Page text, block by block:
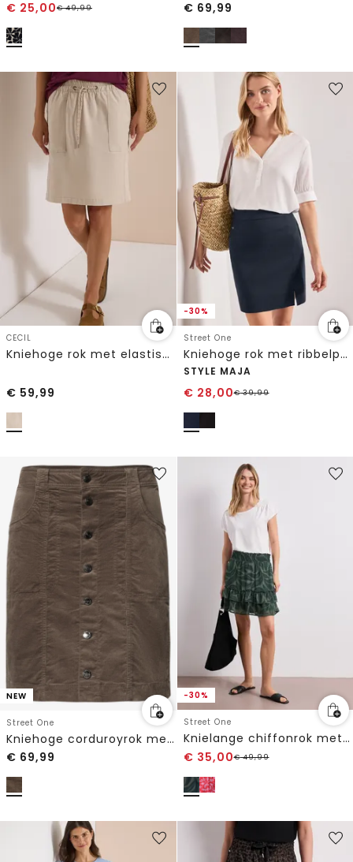
€ 25,00€49,99 € 69,99
CECIL
Kniehoge rok met elastische tailleband
€ 59,99
-30%
Street One
Kniehoge rok met ribbelpatroon
STYLE MAJA
€ 28,00€39,99
NEW
Street One
Kniehoge corduroyrok met knoopsluiting
€ 69,99
-30%
Street One
Knielange chiffonrok met volants
€ 35,00€49,99